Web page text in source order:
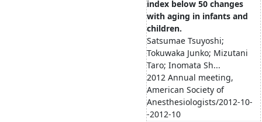
index below 50 changes
with aging in infants and
children.
Satsumae Tsuyoshi;
Tokuwaka Junko; Mizutani
Taro; Inomata Sh...
2012 Annual meeting,
American Society of
Anesthesiologists/2012-10-
-2012-10